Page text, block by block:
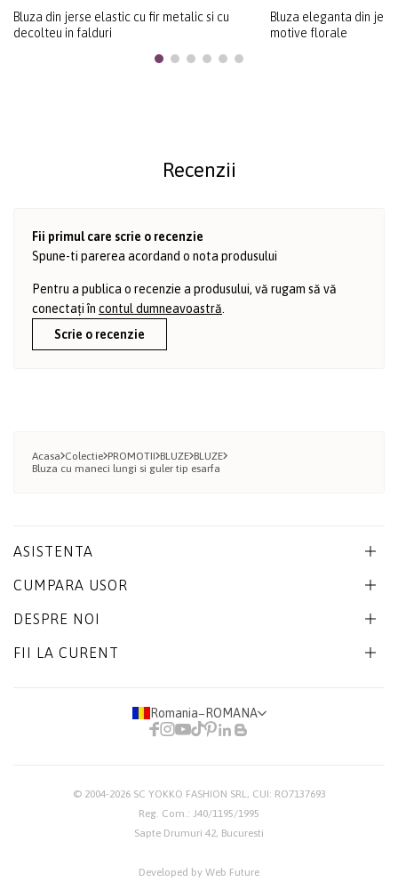
Bluza din jerse elastic cu fir metalic si cu
decolteu in falduri
Bluza eleganta din
motive florale
Recenzii
Fii primul care scrie o recenzie
Spune-ti parerea acordand o nota produsului
Pentru a publica o recenzie a produsului, vă rugam să vă
conectați în contul dumneavoastră
Scrie o recenzie
Acasa Colectie PROMOTII BLUZE BLUZE
Bluza cu maneci lungi si guler tip esarfa
ASISTENTA
CUMPARA USOR
DESPRE NOI
FII LA CURENT
Romania− ROMANA
© 2004-2026 SC YOKKO FASHION SRL, CUI: RO7137693
Reg. Com.: J40/1195/1995
Sapte Drumuri 42, Bucuresti
Developed by Web Future